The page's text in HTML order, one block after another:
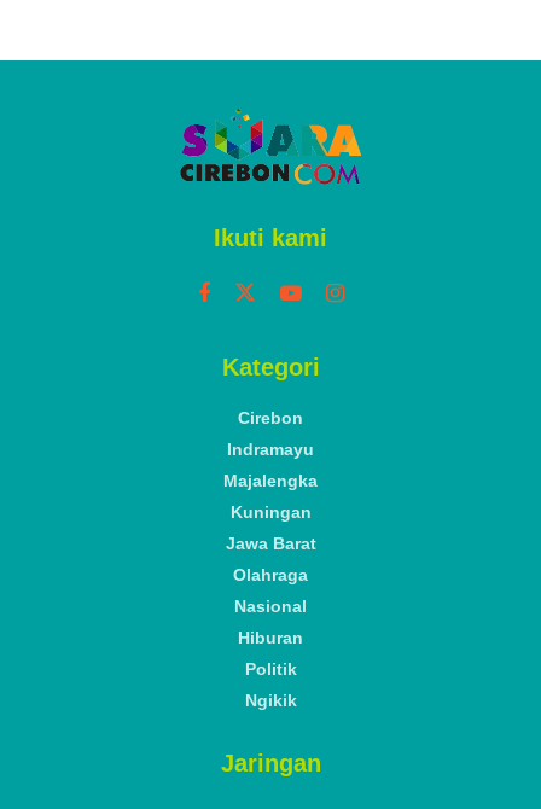
Ikuti kami
Kategori
Cirebon
Indramayu
Majalengka
Kuningan
Jawa Barat
Olahraga
Nasional
Hiburan
Politik
Ngikik
Jaringan